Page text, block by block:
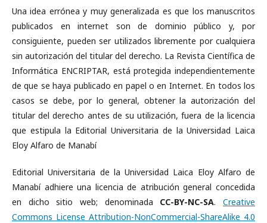
Una idea errónea y muy generalizada es que los manuscritos
publicados en internet son de dominio público y, por
consiguiente, pueden ser utilizados libremente por cualquiera
sin autorización del titular del derecho. La Revista Científica de
Informática ENCRIPTAR, está protegida independientemente
de que se haya publicado en papel o en Internet. En todos los
casos se debe, por lo general, obtener la autorización del
titular del derecho antes de su utilización, fuera de la licencia
que estipula la Editorial Universitaria de la Universidad Laica
Eloy Alfaro de Manabí
Editorial Universitaria de la Universidad Laica Eloy Alfaro de
Manabí adhiere una licencia de atribución general concedida
en dicho sitio web; denominada CC-BY-NC-SA.Creative
Commons License Attribution-NonCommercial-ShareAlike 4.0